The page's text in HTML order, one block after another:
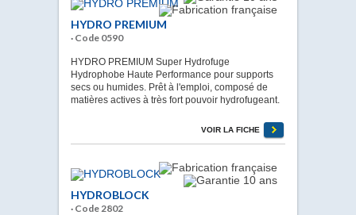
HYDRO PREMIUM
· Code 0590
HYDRO PREMIUM Super Hydrofuge
Hydrophobe Haute Performance pour supports
secs ou humides. Prêt à l'emploi, composé de
matières actives à très fort pouvoir hydrofugeant.
VOIR LA FICHE
HYDROBLOCK
· Code 2802